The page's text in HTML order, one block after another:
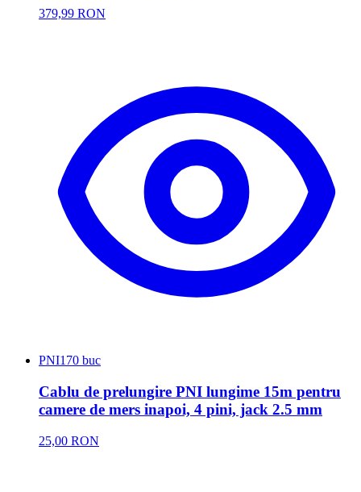
379,99 RON
PNI170 buc
Cablu de prelungire PNI lungime 15m pentru
camere de mers inapoi, 4 pini, jack 2.5 mm
25,00 RON